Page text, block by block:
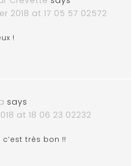
2018 at 17 05 57 02572
!
says
at 18 06 23 02232
très bon !!